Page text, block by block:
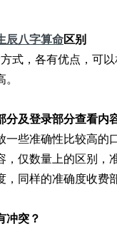
辰八字算命区别
式，各有优点，可
分及登录部分查看内
一些准确性比较高的
，仅数量上的区别，
，同样的准确度收费
冲突？